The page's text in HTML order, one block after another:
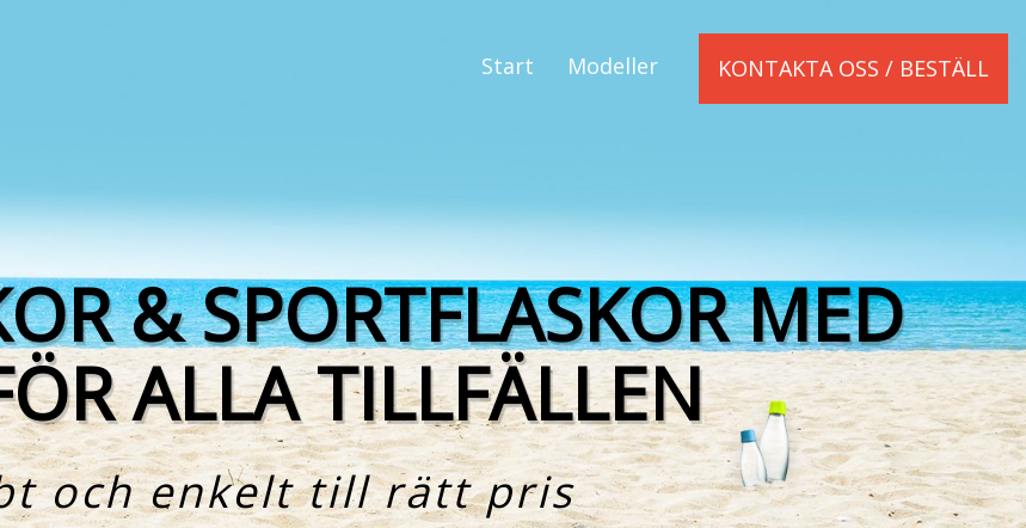
Start Modeller KONTAKTA OSS / BESTÄLL
& SPORTFLASKOR MED
ALLA TILLFÄLLEN
och enkelt till rätt pris